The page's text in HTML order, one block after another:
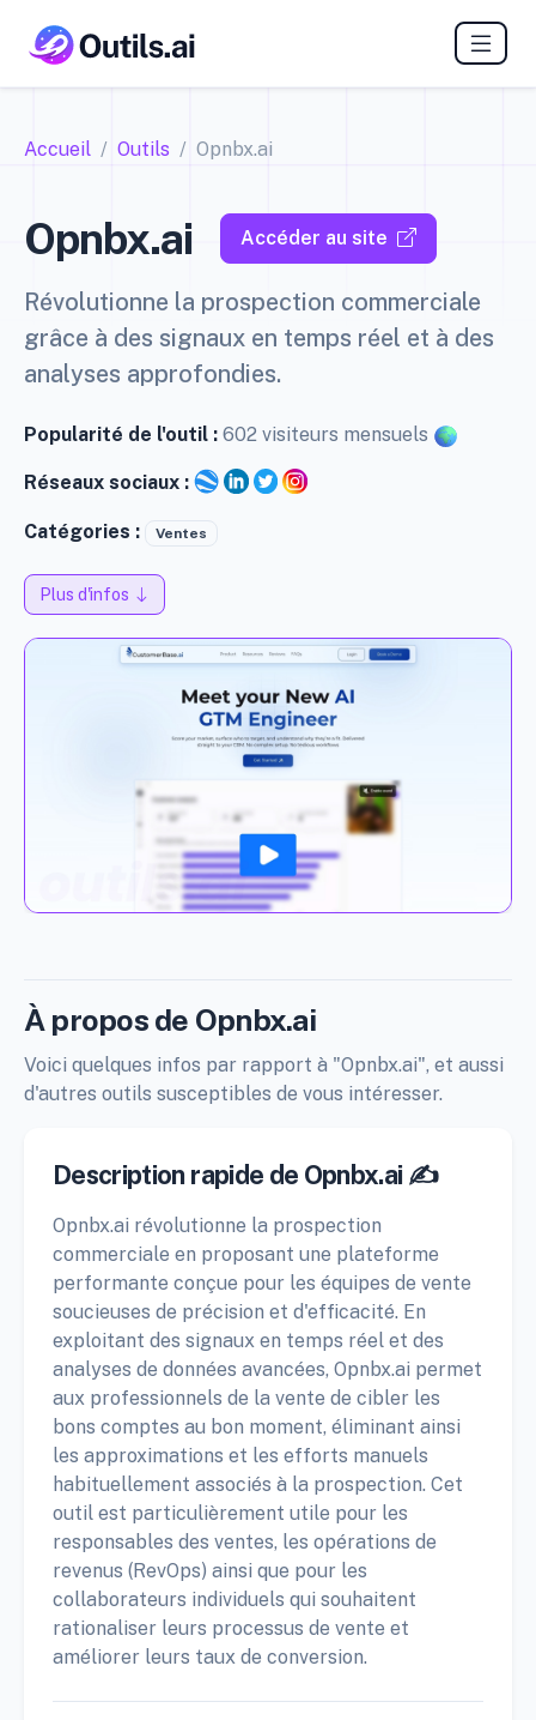
Accueil Outils Opnbx.ai
Opnbx.ai Accéder au site
Révolutionne la prospection commerciale
grâce à des signaux en temps réel et à des
analyses approfondies.
Popularité de l'outil : 602 visiteurs mensuels
Réseaux sociaux :
Catégories : Ventes
Plus d'infos
À propos de Opnbx.ai
Voici quelques infos par rapport à "Opnbx.ai", et aussi
d'autres outils susceptibles de vous intéresser.
Description rapide de Opnbx.ai ✍️
Opnbx.ai révolutionne la prospection
commerciale en proposant une plateforme
performante conçue pour les équipes de vente
soucieuses de précision et d'efficacité. En
exploitant des signaux en temps réel et des
analyses de données avancées, Opnbx.ai permet
aux professionnels de la vente de cibler les
bons comptes au bon moment, éliminant ainsi
les approximations et les efforts manuels
habituellement associés à la prospection. Cet
outil est particulièrement utile pour les
responsables des ventes, les opérations de
revenus (RevOps) ainsi que pour les
collaborateurs individuels qui souhaitent
rationaliser leurs processus de vente et
améliorer leurs taux de conversion.